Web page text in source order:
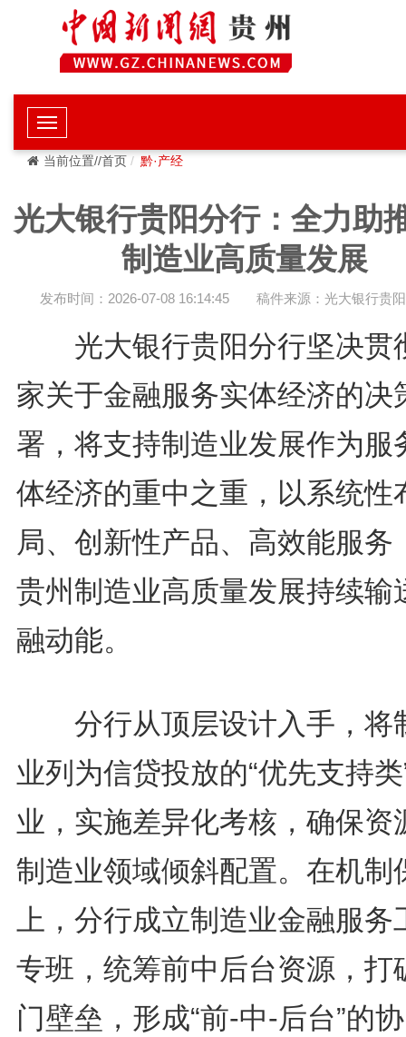
当前位置//首页 黔·产经
光大银行贵阳分行：全力助
制造业高质量发展
发布时间：2026-07-08 16:14:45 稿件来源：光大银行
光大银行贵阳分行坚决贯
家关于金融服务实体经济的决
署，将支持制造业发展作为服
体经济的重中之重，以系统性
局、创新性产品、高效能服务
贵州制造业高质量发展持续输
融动能。
分行从顶层设计入手，将
业列为信贷投放的“优先支持类
业，实施差异化考核，确保资
制造业领域倾斜配置。在机制
上，分行成立制造业金融服务
专班，统筹前中后台资源，打
门壁垒，形成“前-中-后台”的